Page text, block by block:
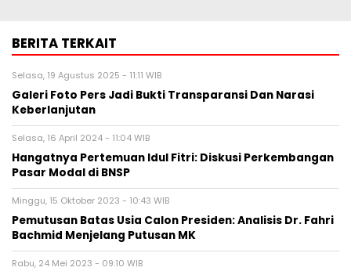
BERITA TERKAIT
Selasa, 19 Agustus 2025 - 11:11 WIB
Galeri Foto Pers Jadi Bukti Transparansi Dan Narasi
Keberlanjutan
Selasa, 16 April 2024 - 11:04 WIB
Hangatnya Pertemuan Idul Fitri: Diskusi Perkembangan
Pasar Modal di BNSP
Minggu, 15 Oktober 2023 - 10:43 WIB
Pemutusan Batas Usia Calon Presiden: Analisis Dr. Fahri
Bachmid Menjelang Putusan MK
Rabu, 24 Mei 2023 - 09:10 WIB